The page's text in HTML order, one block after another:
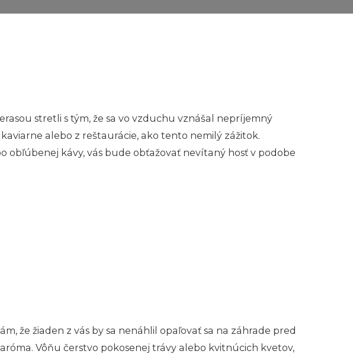
stretli s tým, že sa vo vzduchu vznášal nepríjemný
alebo z reštaurácie, ako tento nemilý zážitok.
obľúbenej kávy, vás bude obťažovať nevítaný hosť v podobe
že žiaden z vás by sa nenáhlil opaľovať sa na záhrade pred
Vôňu čerstvo pokosenej trávy alebo kvitnúcich kvetov,